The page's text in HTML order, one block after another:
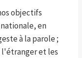
objectifs
en
à la parole ;
l'étranger et les